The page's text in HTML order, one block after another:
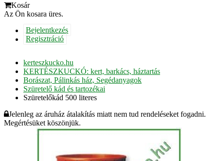
Kosár
Az Ön kosara üres.
Bejelentkezés
Regisztráció
kerteszkucko.hu
KERTÉSZKUCKÓ: kert, barkács, háztartás
Borászat, Pálinkás ház, Segédanyagok
Szüretelő kád és tartozékai
Szüretelőkád 500 literes
Jelenleg az áruház átalakítás miatt nem tud rendeléseket fogadni.
Megértésüket köszönjük.